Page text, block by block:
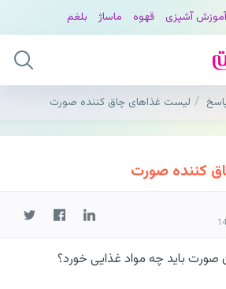
آموزش آشپزی قهوه ماساژ بلغم
لیست غذاهای چاق کننده صورت
کننده صورت
باید چه مواد غذایی خورد؟